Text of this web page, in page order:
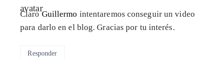
ClaroGuillermo intentaremos conseguir un video
para darlo en el blog. Gracias por tu interés.
Responder